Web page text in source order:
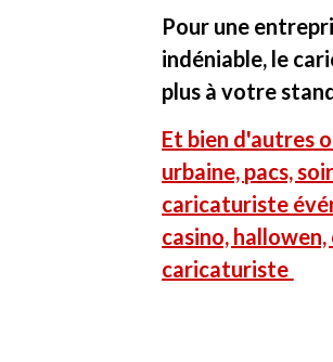
Pour une
indéniable, le
plus à votre
Et bien d'autres
urbaine, pacs,
caricaturiste
casino,
caricaturiste